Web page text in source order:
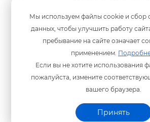
Мы используем файлы cookie и сбор
данных, чтобы улучшить работу
пребывание на сайте означает
применением.
Если вы не хотите использования
пожалуйста, измените
ашего браузера.
Принять
© ООО «Программный центр»
Мы принимаем
анковскими